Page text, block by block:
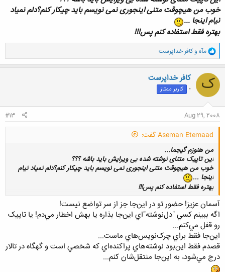
خوب من هیچوقت متنی اینجوری نمی نویسم باید چیکار کنم؟دلم نمیاد
نیام اینجا ...
بهتره فقط استفاده کنم پس!!!
و
ا
ک
ن
ش
ه
ا
مآه وکافر خداپرست
ک کافر خداپرست
- کاربر ممتاز
Aug 29, 2008
#13
Aseman Etemaad گفت:
من هنوزم گیجما...
این تاپیک متنای نوشته شده بی ویرایش باید باشه ؟؟؟
خوب من هیچوقت متنی اینجوری نمی نویسم باید چیکار کنم؟دلم نمیاد نیام
اینجا ...
بهتره فقط استفاده کنم پس!!!
کلیک کنید تا باز شود...
آسمان عزيز! حضور تو در اين‌جا جز از سر تواضع نيست!
اگه ببينم کسي "دل‌نوشته‌"اي اين‌جا بذاره يا بهش اخطار مي‌دم!‌ يا تاپيک
رو قفل مي‌کنم...
اين‌جا فقط براي چرک‌نويس‌هاي ماست...
قصدم فقط اين‌بود نوشته‌هاي پراکنده‌اي که شخصي است و گهگاه در تالار
درج مي‌شود، به اين‌جا منتقل‌شان کنم...